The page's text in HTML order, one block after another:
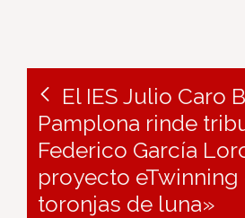
El IES Julio Caro
Pamplona rinde
Federico García
proyecto eTwinning
toronjas de luna»